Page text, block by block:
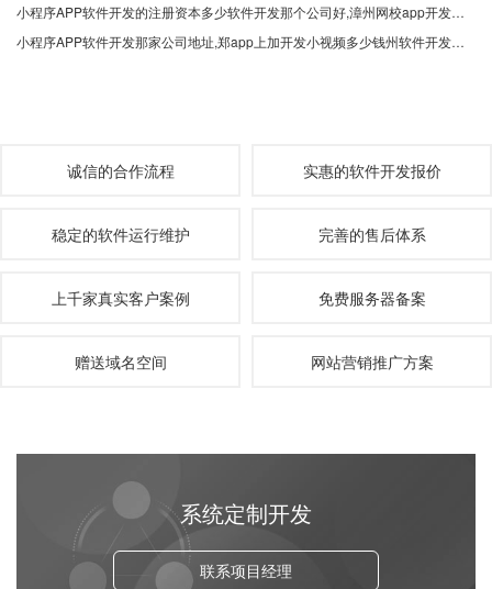
小程序APP软件开发的注册资本多少软件开发那个公司好,漳州网校app开发多少钱手机开发app需要多少人配合
小程序APP软件开发那家公司地址,郑app上加开发小视频多少钱州软件开发培训学费大概多少app软件开发需要多少人
诚信的合作流程 实惠的软件开发报价
稳定的软件运行维护 完善的售后体系
上千家真实客户案例 免费服务器备案
赠送域名空间 网站营销推广方案
系统定制开发
联系项目经理